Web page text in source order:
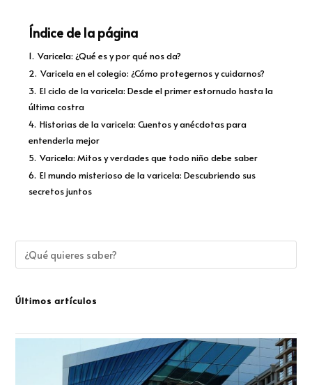
Índice de la página
1. Varicela: ¿Qué es y por qué nos da?
2. Varicela en el colegio: ¿Cómo protegernos y cuidarnos?
3. El ciclo de la varicela: Desde el primer estornudo hasta la
última costra
4. Historias de la varicela: Cuentos y anécdotas para
entenderla mejor
5. Varicela: Mitos y verdades que todo niño debe saber
6. El mundo misterioso de la varicela: Descubriendo sus
secretos juntos
Últimos artículos